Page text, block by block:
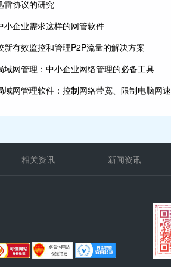
雷协议的研究
小企业需求这样的网管软件
新有效监控和管理P2P流量的解决方案
域网管理：中小企业网络管理的必备工具
域网管理软件：控制网络带宽、限制电脑网速
相关资讯 新闻资讯